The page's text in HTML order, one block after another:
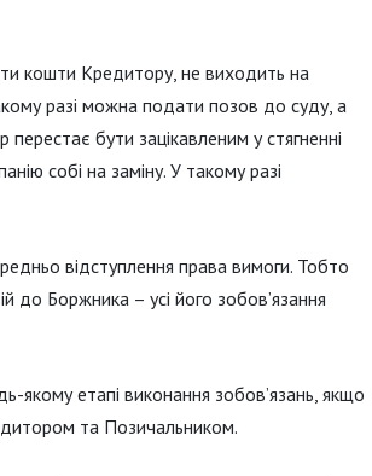
кошти Кредитору, не виходить на
разі можна подати позов до суду, а
бути зацікавленим у стягненні
собі на заміну. У такому разі
відступлення права вимоги. Тобто
до Боржника – усі його зобов’язання
якому етапі виконання зобов’язань, якщо
та Позичальником.